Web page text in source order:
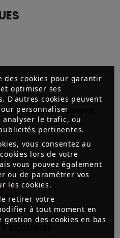
cookies pour garantir
optimiser ses
D'autres cookies peuvent
personnaliser
analyser le trafic, ou
pertinentes.
vous consentez au
lors de votre
vous pouvez également
ou de paramétrer vos
les cookies.
retirer votre
à tout moment en
des cookies en bas
(0)
pour le moment.
SÉCURISÉ